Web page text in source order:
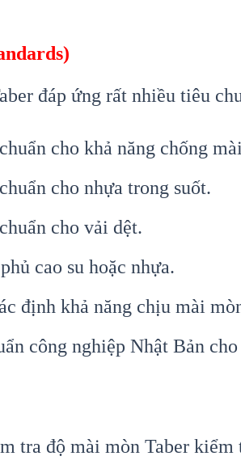
đáp ứng rất nhiều tiêu
cho khả năng chống
cho nhựa trong suốt.
cho vải dệt.
cao su hoặc nhựa.
định khả năng chịu mài
công nghiệp Nhật Bản
tra độ mài mòn Taber kiểm